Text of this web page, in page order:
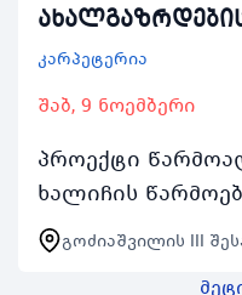
კარპეტერია
შაბ, 9 ნოემბერი
პროექტი
ხალიჩის
სერიას რომელიც
შაბათკვირას 2
გოძიაშვილის III